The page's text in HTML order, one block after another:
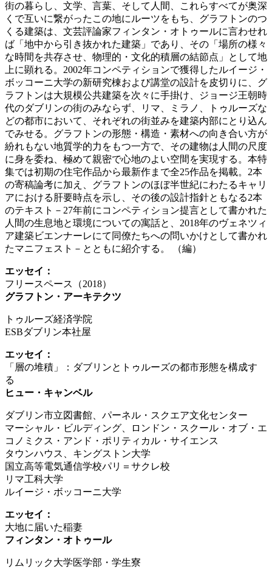
街の暮らし、文学、言葉、そして人間、これらすべてが奥深
くで互いに繋がったこの地にルーツをもち、グラフトンのつ
くる建築は、文芸評論家フィンタン・オトゥールに言わせれ
ば「地中から引き抜かれた建築」であり、その「場所の様々
な時間を共存させ、物理的・文化的積層の結節点」として地
上に顕れる。2002年コンペティションで獲得したルイージ・
ボッコーニ大学の新研究棟および講堂の設計を皮切りに、グ
ラフトンは大規模公共建築を次々に手掛け、ジョージ王朝時
代のダブリンの街のみならず、リマ、ミラノ、トゥルーズな
どの都市において、それぞれの街並みを建築内部にとり込ん
でみせる。グラフトンの形態・構造・素材への向き合い方が
紛れもない地質学的力をもつ一方で、その建物は人間の尺度
に身を委ね、極めて親密で心地のよい空間を実現する。本特
集では初期の住宅作品から最新作まで全25作品を掲載。2本
の寄稿論考に加え、グラフトンのほぼ半世紀にわたるキャリ
アにおける肝要時点を示し、その後の設計指針ともなる2本
のテキスト－27年前にコンペティション提言として書かれた
人間の生息地と環境についての寓話と、2018年のヴェネツィ
ア建築ビエンナーレにて同僚たちへの問いかけとして書かれ
たマニフェスト－とともに紹介する。 （編）
エッセイ：
フリースペース（2018）
グラフトン・アーキテクツ
トゥルーズ経済学院
ESBダブリン本社屋
エッセイ：
「層の堆積」：ダブリンとトゥルーズの都市形態を構成す
る
ヒュー・キャンベル
ダブリン市立図書館、パーネル・スクエア文化センター
マーシャル・ビルディング、ロンドン・スクール・オブ・エ
コノミクス・アンド・ポリティカル・サイエンス
タウンハウス、キングストン大学
国立高等電気通信学校パリ＝サクレ校
リマ工科大学
ルイージ・ボッコーニ大学
エッセイ：
大地に届いた稲妻
フィンタン・オトゥール
リムリック大学医学部・学生寮